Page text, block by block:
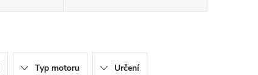
Typ motoru Určení